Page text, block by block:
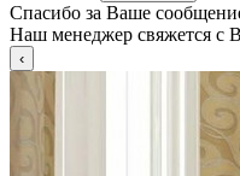
Спасибо за Ваше
Наш менеджер свяжется с